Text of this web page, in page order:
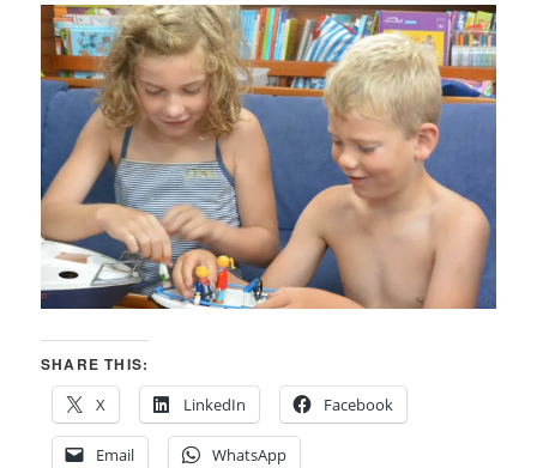
SHARE THIS:
X
LinkedIn Facebook
Email WhatsApp